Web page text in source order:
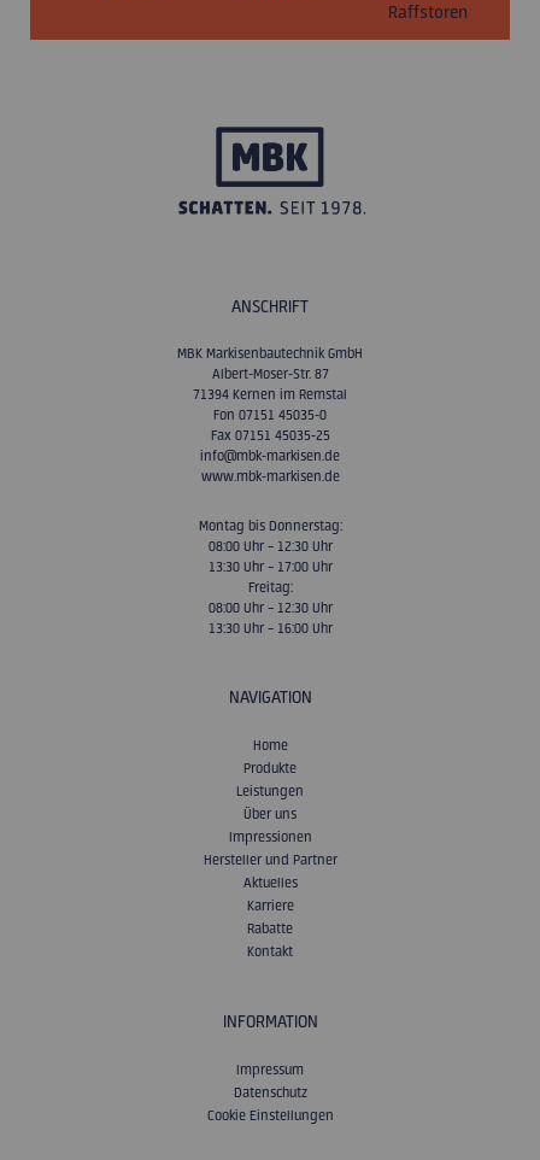
Raffstoren
ANSCHRIFT
MBK Markisenbautechnik GmbH
Albert-Moser-Str. 87
71394 Kernen im Remstal
Fon 07151 45035-0
Fax 07151 45035-25
info@mbk-markisen.de
www.mbk-markisen.de
Montag bis Donnerstag:
08:00 Uhr – 12:30 Uhr
13:30 Uhr – 17:00 Uhr
Freitag:
08:00 Uhr – 12:30 Uhr
13:30 Uhr – 16:00 Uhr
NAVIGATION
Home
Produkte
Leistungen
Über uns
Impressionen
Hersteller und Partner
Aktuelles
Karriere
Rabatte
Kontakt
INFORMATION
Impressum
Datenschutz
Cookie Einstellungen